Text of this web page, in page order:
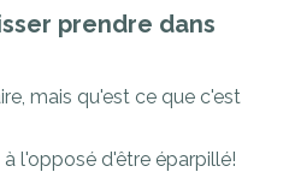
prendre dans
mais qu'est ce que c'est
l'opposé d'être éparpillé!